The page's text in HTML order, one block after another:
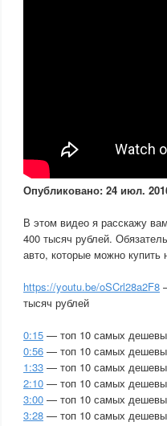
Опубликовано: 24 июл.
В этом видео я
400 тысяч рублей.
авто, которые можно
https://youtu.be/oSCrl28a2F8
тысяч рублей
0:15 — топ 10 самых
0:56 — топ 10 самых
1:33 — топ 10 самых
2:10 — топ 10 самых
3:00 — топ 10 самых
3:28 — топ 10 самых